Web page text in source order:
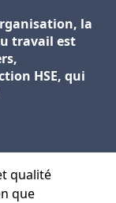
la
travail est
HSE, qui
qualité
que